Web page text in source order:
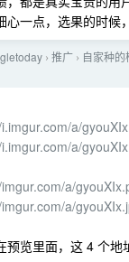
一点，选果的时候
› 推广 › 自家种
a/
a/
a/
a/
预览里面，这 4 个